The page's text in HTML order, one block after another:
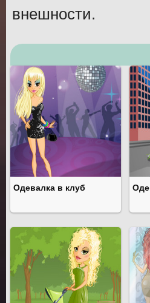
внешности.
Одевалка в клуб